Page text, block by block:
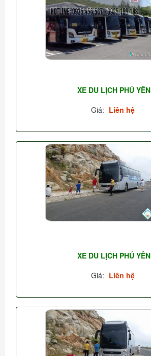
XE DU LỊCH PHÚ YÊN
Giá: Liên hệ
XE DU LỊCH PHÚ YÊN
Giá: Liên hệ